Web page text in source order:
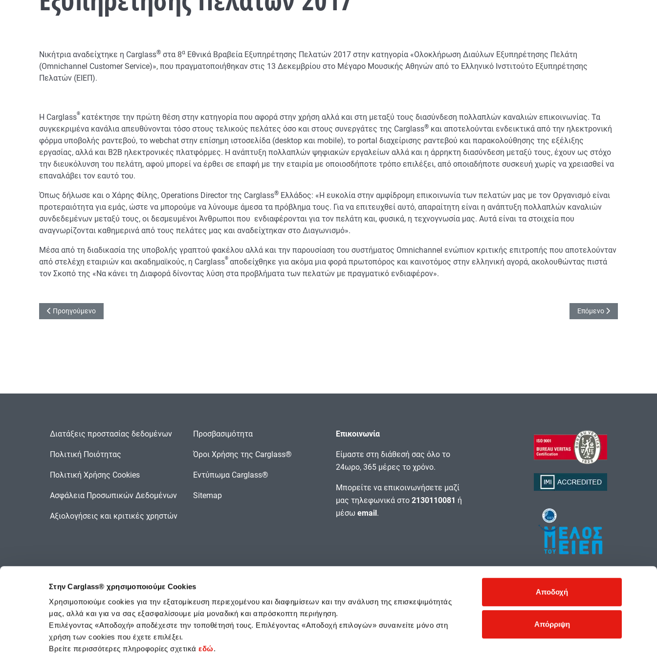
Στην Carglass® χρησιμοποιούμε Cookies
Χρησιμοποιούμε cookies για την εξατομίκευση περιεχομένου και διαφημίσεων και την ανάλυση της επισκεψιμότητάς
μας, αλλά και για να σας εξασφαλίσουμε μία μοναδική και απρόσκοπτη περιήγηση.
Επιλέγοντας «Αποδοχή» αποδέχεστε την τοποθέτησή τους. Επιλέγοντας «Αποδοχή επιλογών» συναινείτε μόνο στη
χρήση των cookies που έχετε επιλέξει.
Βρείτε περισσότερες πληροφορίες σχετικάεδώ.
Αποδοχή
Απόρριψη
Νικήτρια αναδείχτηκε η Carglass® στα 8α Εθνικά Βραβεία Εξυπηρέτησης Πελατών 2017 στην κατηγορία «Ολοκλήρωση Διαύλων Εξυπηρέτησης Πελάτη
(Omnichannel Customer Service)», που πραγματοποιήθηκαν στις 13 Δεκεμβρίου στο Μέγαρο Μουσικής Αθηνών από το Ελληνικό Ινστιτούτο Εξυπηρέτησης
Πελατών (ΕΙΕΠ).
Η Carglass® κατέκτησε την πρώτη θέση στην κατηγορία που αφορά στην χρήση αλλά και στη μεταξύ τους διασύνδεση πολλαπλών καναλιών επικοινωνίας. Τα
συγκεκριμένα κανάλια απευθύνονται τόσο στους τελικούς πελάτες όσο και στους συνεργάτες της Carglass® και αποτελούνται ενδεικτικά από την ηλεκτρονική
φόρμα υποβολής ραντεβού, το webchat στην επίσημη ιστοσελίδα (desktop και mobile), το portal διαχείρισης ραντεβού και παρακολούθησης της εξέλιξης
εργασίας, αλλά και Β2Β ηλεκτρονικές πλατφόρμες. Η ανάπτυξη πολλαπλών ψηφιακών εργαλείων αλλά και η άρρηκτη διασύνδεση μεταξύ τους, έχουν ως στόχο
την διευκόλυνση του πελάτη, αφού μπορεί να έρθει σε επαφή με την εταιρία με οποιοσδήποτε τρόπο επιλέξει, από οποιαδήποτε συσκευή χωρίς να χρειασθεί να
επαναλάβει τον εαυτό του.
Όπως δήλωσε και ο Χάρης Φίλης, Operations Director της Carglass® Ελλάδος: «Η ευκολία στην αμφίδρομη επικοινωνία των πελατών μας με τον Οργανισμό είναι
προτεραιότητα για εμάς, ώστε να μπορούμε να λύνουμε άμεσα τα πρόβλημα τους. Για να επιτευχθεί αυτό, απαραίτητη είναι η ανάπτυξη πολλαπλών καναλιών
συνδεδεμένων μεταξύ τους, οι δεσμευμένοι Άνθρωποι που ενδιαφέρονται για τον πελάτη και, φυσικά, η τεχνογνωσία μας. Αυτά είναι τα στοιχεία που
αναγνωρίζονται καθημερινά από τους πελάτες μας και αναδείχτηκαν στο Διαγωνισμό».
Μέσα από τη διαδικασία της υποβολής γραπτού φακέλου αλλά και την παρουσίαση του συστήματος Omnichannel ενώπιον κριτικής επιτροπής που αποτελούνταν
από στελέχη εταιριών και ακαδημαϊκούς, η Carglass® αποδείχθηκε για ακόμα μια φορά πρωτοπόρος και καινοτόμος στην ελληνική αγορά, ακολουθώντας πιστά
τον Σκοπό της «Να κάνει τη Διαφορά δίνοντας λύση στα προβλήματα των πελατών με πραγματικό ενδιαφέρον».
Προηγούμενο άρθρο: Πιστοποίηση ISO 9001:2015
Προηγούμενο Επόμενο άρθρο: Νέο
Επόμενο
Διατάξεις προστασίας δεδομένων
Πολιτική Ποιότητας
Πολιτική Χρήσης Cookies
Ασφάλεια Προσωπικών Δεδομένων
Αξιολογήσεις και κριτικές χρηστών
Προσβασιμότητα
Όροι Χρήσης της Carglass®
Εντύπωμα Carglass®
Sitemap
Επικοινωνία
Είμαστε στη διάθεσή σας όλο το
24ωρο, 365 μέρες το χρόνο.
Μπορείτε να επικοινωνήσετε μαζί
μας τηλεφωνικά στο 2130110081 ή
μέσω email.